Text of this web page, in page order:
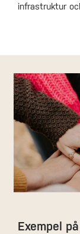
infrastruktur
Exempel